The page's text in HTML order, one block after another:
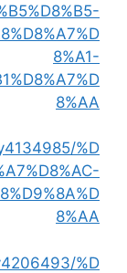
8%A1-
8%AA
%D
8%AA
%D